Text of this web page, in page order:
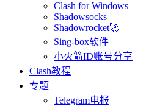
Clash for Windows
Shadowsocks
Shadowrocket🚀
Sing-box软件
小火箭ID账号分享
Clash教程
专题
Telegram电报